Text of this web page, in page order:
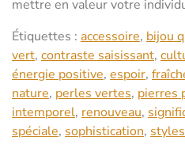
mettre en valeur votre
Étiquettes : accessoire, bijou
vert, contraste saisissant,
énergie positive, espoir,
nature, perles vertes, pierres
intemporel, renouveau,
spéciale, sophistication, styles